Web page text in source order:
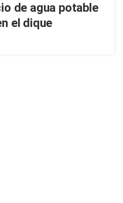
de agua potable
el dique